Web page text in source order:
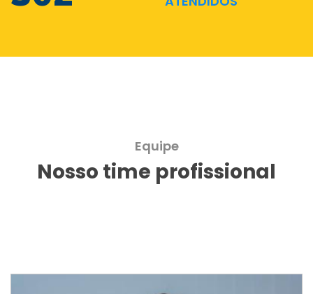
Equipe
Nosso time profissional